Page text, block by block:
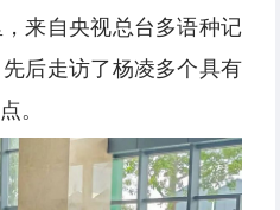
来自央视总台多语种记
后走访了杨凌多个具有
。